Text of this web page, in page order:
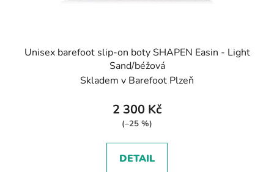
Unisex barefoot slip-on boty SHAPEN Easin - Light
Sand/béžová
Skladem v Barefoot Plzeň
2 300 Kč
(–25 %)
DETAIL